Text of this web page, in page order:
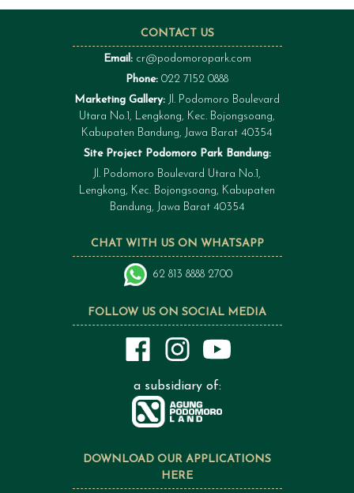
FOLLOW US ON SOCIAL MEDIA
a subsidiary of:
CHAT WITH US ON WHATSAPP
62 813 8888 2700
DOWNLOAD OUR APPLICATIONS
HERE
CONTACT US
Email: cr@podomoropark.com
Phone: 022 7152 0888
Marketing Gallery: Jl. Podomoro Boulevard
Utara No.1, Lengkong, Kec. Bojongsoang,
Kabupaten Bandung, Jawa Barat 40354
Site Project Podomoro Park Bandung:
Jl. Podomoro Boulevard Utara No.1,
Lengkong, Kec. Bojongsoang, Kabupaten
Bandung, Jawa Barat 40354